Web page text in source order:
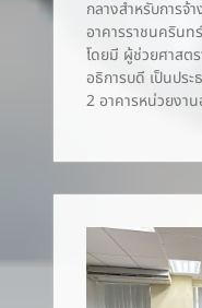
กลางสำหรับการจ้
อาคารราชนคริน
โดยมี ผู้ช่วยศาสต
อธิการบดี เป็นปร
2 อาคารหน่วยงา